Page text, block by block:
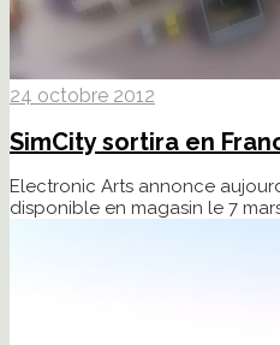
24 octobre 2012
SimCity sortira en
Electronic Arts annonce
disponible en magasin le 7